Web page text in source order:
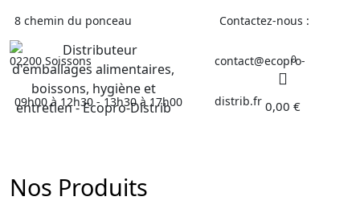
content
8 chemin du ponceau
02200 Soissons
09h00 à 12h30 - 13h30 à 17h00
Contactez-nous :
contact@ecopro-
distrib.fr
0
0,00 €
Nos Produits